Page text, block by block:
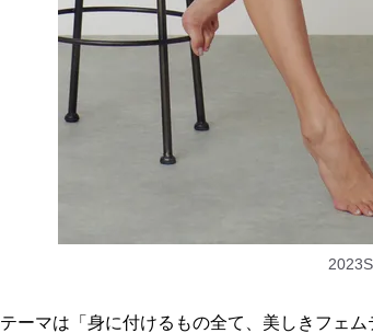
テーマは「身に付けるもの全て、美しきフェム